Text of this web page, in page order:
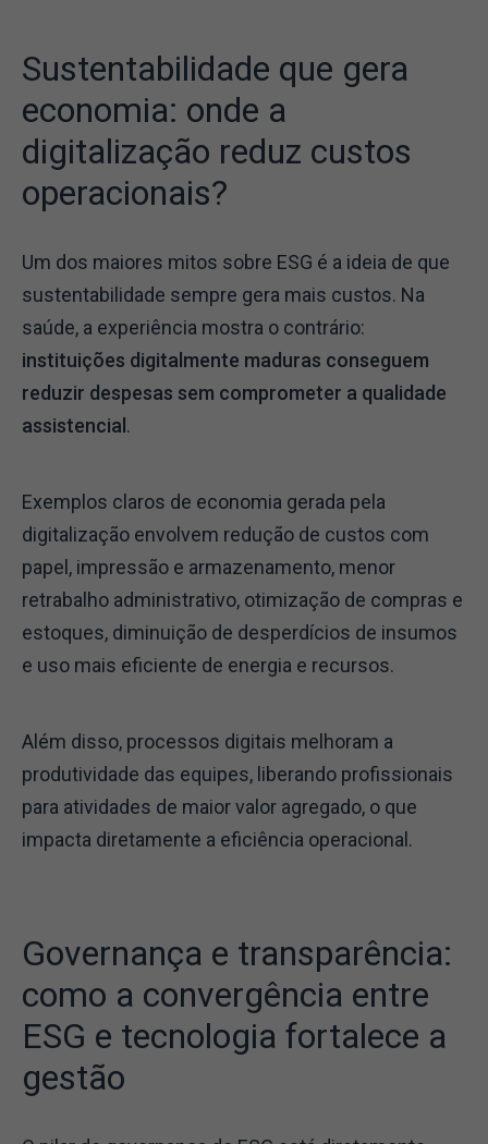
Sustentabilidade que gera
economia: onde a
digitalização reduz custos
operacionais?
Um dos maiores mitos sobre ESG é a ideia de que
sustentabilidade sempre gera mais custos. Na
saúde, a experiência mostra o contrário:
instituições digitalmente maduras conseguem
reduzir despesas sem comprometer a qualidade
assistencial.
Exemplos claros de economia gerada pela
digitalização envolvem redução de custos com
papel, impressão e armazenamento, menor
retrabalho administrativo, otimização de compras e
estoques, diminuição de desperdícios de insumos
e uso mais eficiente de energia e recursos.
Além disso, processos digitais melhoram a
produtividade das equipes, liberando profissionais
para atividades de maior valor agregado, o que
impacta diretamente a eficiência operacional.
Governança e transparência:
como a convergência entre
ESG e tecnologia fortalece a
gestão